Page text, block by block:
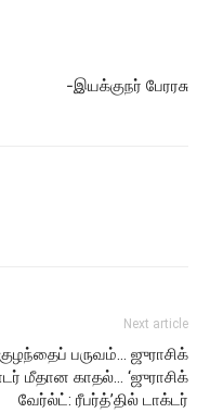
-இயக்குநர் பேரரசு
Next article
குழந்தைப் பருவம்… ஜுராசிக்
மீதான காதல்… ‘ஜுராசிக்
வேர்ல்ட்: ரீபர்த்’தில் டாக்டர்